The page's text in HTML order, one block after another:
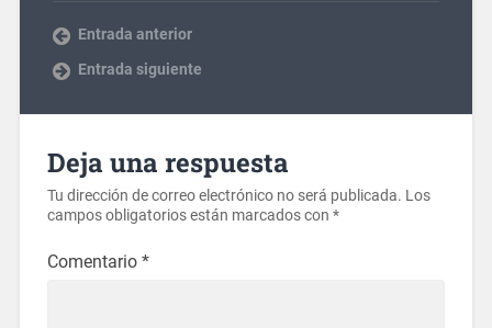
Entrada anterior
Entrada siguiente
Deja una respuesta
Tu dirección de correo electrónico no será publicada. Los
campos obligatorios están marcados con *
Comentario *